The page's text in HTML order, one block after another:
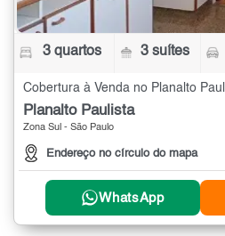
3 quartos 3 suítes
Cobertura à Venda no Planalto
Planalto Paulista
Zona Sul - São Paulo
Endereço no círculo do mapa
WhatsApp